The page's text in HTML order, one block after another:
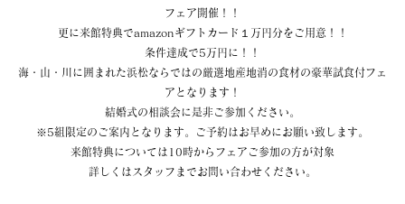
フェア開催！！
更に来館特典でamazonギフトカード１万円分をご用意！！
条件達成で5万円に！！
海・山・川に囲まれた浜松ならではの厳選地産地消の食材の豪華試食付フェ
アとなります！
結婚式の相談会に是非ご参加ください。
※5組限定のご案内となります。ご予約はお早めにお願い致します。
来館特典については10時からフェアご参加の方が対象
詳しくはスタッフまでお問い合わせください。